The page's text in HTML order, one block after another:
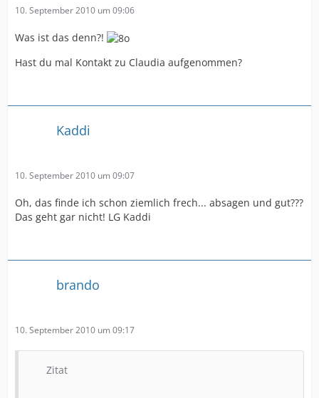
10. September 2010 um 09:06
Was ist das denn?!
Hast du mal Kontakt zu Claudia aufgenommen?
Kaddi
10. September 2010 um 09:07
Oh, das finde ich schon ziemlich frech... absagen und gut???
Das geht gar nicht! LG Kaddi
brando
10. September 2010 um 09:17
Zitat